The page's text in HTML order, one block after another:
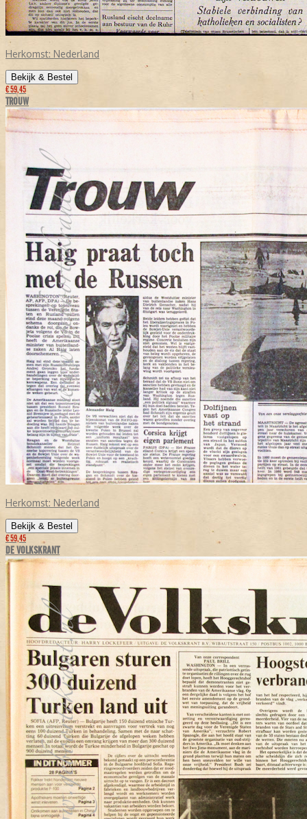
Herkomst: Nederland
Bekijk & Bestel
€ 59,45
TROUW
Herkomst: Nederland
Bekijk & Bestel
€ 59,45
DE VOLKSKRANT